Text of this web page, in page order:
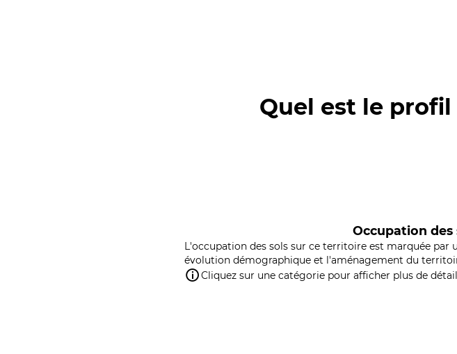
Quel est le
Occupation des
L'occupation des sols sur ce territoire est marquée par
évolution démographique et l'aménagement du
Cliquez sur une catégorie pour afficher plus de